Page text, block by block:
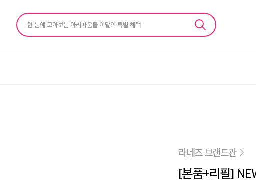
한 눈에 모아보는 아리따움몰 이달의 특별 혜택
라네즈 브랜드관
[본품+리필]